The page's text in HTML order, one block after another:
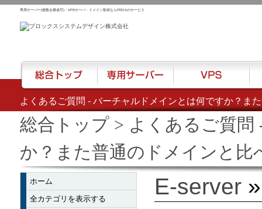
よくあるご質問 - バーチャルドメインとは何ですか？ま
専用サーバー(複数台構成可)・VPSサーバ・ドメイン取得ならPROXのサービス
総合トップ> よくあるご質問
か？また普通のドメインと比
ホーム
全カテゴリを表示する
E-server
総合トップ 専用サーバー VPS ハ